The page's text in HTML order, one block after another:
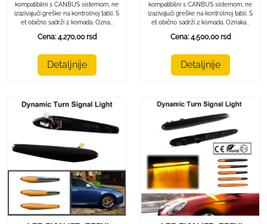
kompatibilni s CANBUS sistemom, ne
izazivajući greške na kontrolnoj tabli. S
et obično sadrži 2 komada. Ozna...
Cena: 4.270,00 rsd
Detaljnije
kompatibilni s CANBUS sistemom, ne
izazivajući greške na kontrolnoj tabli. S
et obično sadrži 2 komada. Oznaka...
Cena: 4.500,00 rsd
Detaljnije